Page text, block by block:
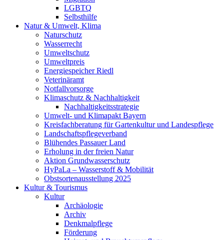
LGBTQ
Selbsthilfe
Natur & Umwelt, Klima
Naturschutz
Wasserrecht
Umweltschutz
Umweltpreis
Energiespeicher Riedl
Veterinäramt
Notfallvorsorge
Klimaschutz & Nachhaltigkeit
Nachhaltigkeitsstrategie
Umwelt- und Klimapakt Bayern
Kreisfachberatung für Gartenkultur und Landespflege
Landschaftspflegeverband
Blühendes Passauer Land
Erholung in der freien Natur
Aktion Grundwasserschutz
HyPaLa – Wasserstoff & Mobilität
Obstsortenausstellung 2025
Kultur & Tourismus
Kultur
Archäologie
Archiv
Denkmalpflege
Förderung